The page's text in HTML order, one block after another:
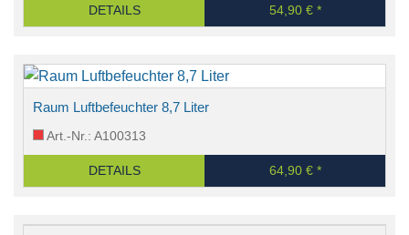
DETAILS 54,90 € *
Raum Luftbefeuchter 8,7 Liter
Art.-Nr.: A100313
DETAILS 64,90 € *